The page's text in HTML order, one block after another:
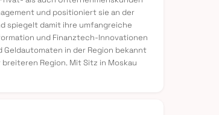
und positioniert sie an der
spiegelt damit ihre umfangreiche
und Finanztech-Innovationen
in der Region bekannt
Region. Mit Sitz in Moskau